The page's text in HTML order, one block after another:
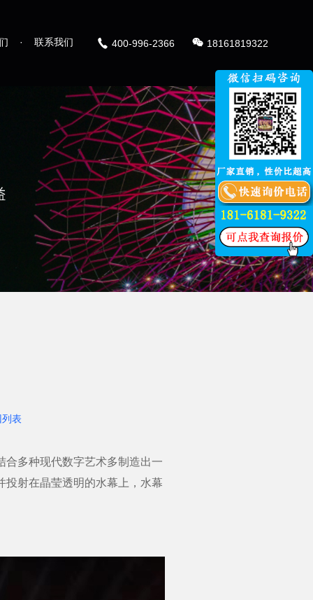
· 联系我们 400-996-2366 18161819322
表
合多种现代数字艺术多制造出一
投射在晶莹透明的水幕上，水幕